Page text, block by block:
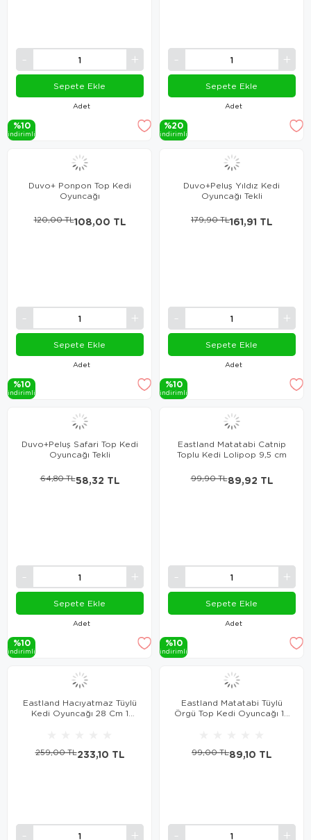
Adet
Sepete Ekle
%10
i̇ndi̇ri̇mli̇
Adet
Sepete Ekle
%20
i̇ndi̇ri̇mli̇
Duvo+ Ponpon Top Kedi
Oyuncağı
Adet
108,00 TL
120,00 TL
Sepete Ekle
%10
i̇ndi̇ri̇mli̇
Duvo+Peluş Yıldız Kedi
Oyuncağı Tekli
Adet
161,91 TL
179,90 TL
Sepete Ekle
%10
i̇ndi̇ri̇mli̇
Duvo+Peluş Safari Top Kedi
Oyuncağı Tekli
Adet
58,32 TL
64,80 TL
Sepete Ekle
%10
i̇ndi̇ri̇mli̇
Eastland Matatabi Catnip
Toplu Kedi Lolipop 9,5 cm
Adet
89,92 TL
99,90 TL
Sepete Ekle
%10
i̇ndi̇ri̇mli̇
Eastland Hacıyatmaz Tüylü
Kedi Oyuncağı 28 Cm 1
233,10 TL
259,00 TL
Eastland Matatabi Tüylü
Örgü Top Kedi Oyuncağı 19
89,10 TL
99,00 TL